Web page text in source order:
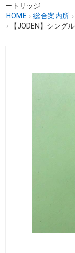
ートリッジ
HOME › 総合案内所 ›
›
【JODEN】シン